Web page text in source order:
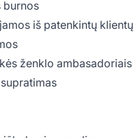
burnos
iš patenkintų klientų
ženklo ambasadoriais